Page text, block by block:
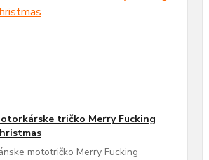
tričko Merry Fucking
mototričko Merry Fucking